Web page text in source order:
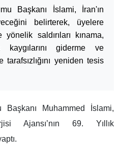
Başkanı İslami, İran'ın
belirterek, üyelere
saldırıları kınama,
kaygılarını giderme ve
tarafsızlığını yeniden tesis
Muhammed İslami,
Ajansı’nın 69. Yıllık